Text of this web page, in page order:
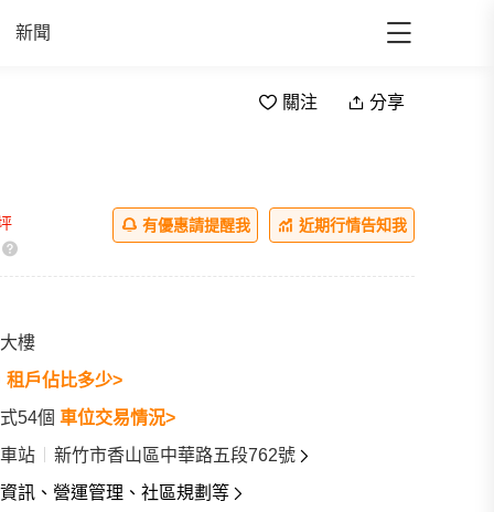
新聞
關注 分享
有優惠請提醒我 近期行情告知我
樓
租戶佔比多少>
54個 車位交易情況>
站
新竹市香山區中華路五段762號
訊、營運管理、社區規劃等